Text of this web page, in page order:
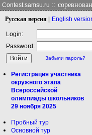
Contest.samsu.ru ::
Русская версия Eng lish
Login:
Password:
Забыли пароль?
Регистрация участника
окружного этапа
Всероссийской
олимпиады школьников
29 ноября 2025
Пробный тур
Основной тур